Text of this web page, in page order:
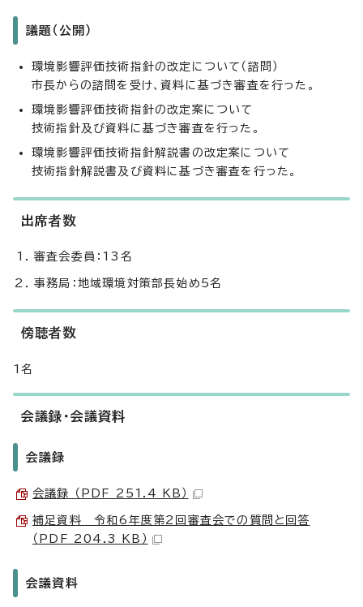
議題（公開）
環境影響評価技術指針の改定について（諮問）
市長からの諮問を受け、資料に基づき審査を行った。
環境影響評価技術指針の改定案について
技術指針及び資料に基づき審査を行った。
環境影響評価技術指針解説書の改定案について
技術指針解説書及び資料に基づき審査を行った。
出席者数
審査会委員：13名
事務局：地域環境対策部長始め5名
傍聴者数
1名
会議録・会議資料
会議録
会議録 （PDF 251.4 KB）
補足資料 令和6年度第2回審査会での質問と回答
（PDF 204.3 KB）
会議資料